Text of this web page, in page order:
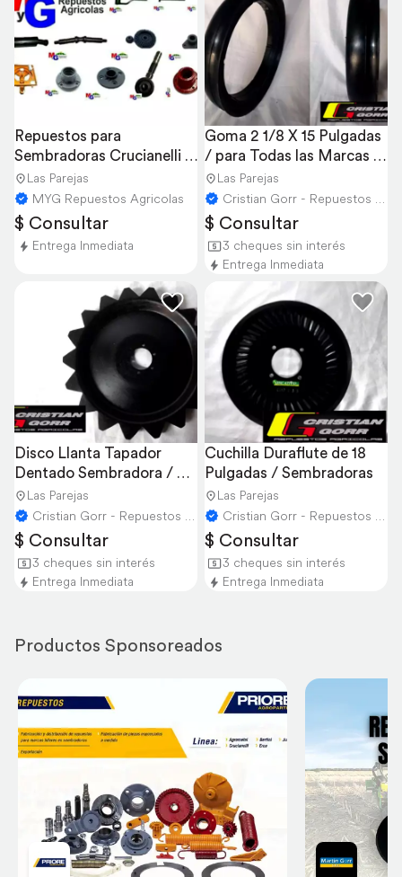
Repuestos para
Sembradoras Crucianelli -
Erca - Pla
Las Parejas
MYG Repuestos Agricolas
$ Consultar
Entrega Inmediata
Goma 2 1/8 X 15 Pulgadas
/ para Todas las Marcas y
Modelos
Las Parejas
Cristian Gorr - Repuestos Agricolas
$ Consultar
3 cheques sin interés
Entrega Inmediata
Disco Llanta Tapador
Dentado Sembradora /
Todos los Modelos
Las Parejas
Cristian Gorr - Repuestos Agricolas
$ Consultar
3 cheques sin interés
Entrega Inmediata
Cuchilla Duraflute de 18
Pulgadas / Sembradoras
Las Parejas
Cristian Gorr - Repuestos Agricolas
$ Consultar
3 cheques sin interés
Entrega Inmediata
Productos Sponsoreados